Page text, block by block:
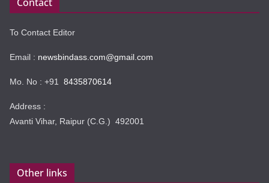
To Contact Editor
Email : newsbindass.com@gmail.com
Mo. No : +91 8435870614
Address :
Avanti Vihar, Raipur (C.G.) 492001
Other links